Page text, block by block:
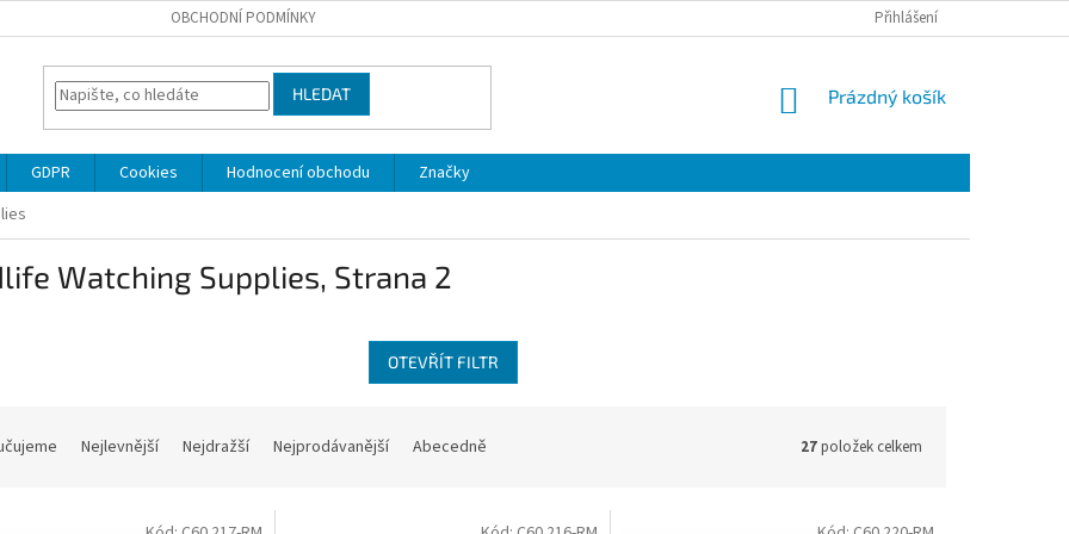
OBCHODNÍ PODMÍNKY Přihlášení
HLEDAT
NÁKUPNÍ
Prázdný košík
GDPR Cookies Hodnocení obchodu
Značky
Watching Supplies, Strana 2
OTEVŘÍT FILTR
Nejlevnější Nejdražší Nejprodávanější Abecedně 27položek celkem